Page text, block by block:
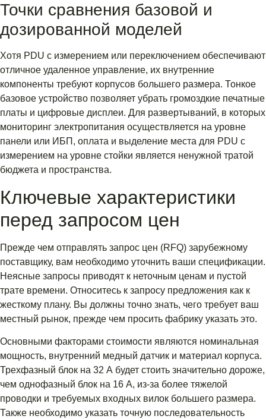
Точки сравнения базовой и
дозированной моделей
Хотя PDU с измерением или переключением обеспечивают
отличное удаленное управление, их внутренние
компоненты требуют корпусов большего размера. Тонкое
базовое устройство позволяет убрать громоздкие печатные
платы и цифровые дисплеи. Для развертываний, в которых
мониторинг электропитания осуществляется на уровне
панели или ИБП, оплата и выделение места для PDU с
измерением на уровне стойки является ненужной тратой
бюджета и пространства.
Ключевые характеристики
перед запросом цен
Прежде чем отправлять запрос цен (RFQ) зарубежному
поставщику, вам необходимо уточнить ваши спецификации.
Неясные запросы приводят к неточным ценам и пустой
трате времени. Относитесь к запросу предложения как к
жесткому плану. Вы должны точно знать, чего требует ваш
местный рынок, прежде чем просить фабрику указать это.
Основными факторами стоимости являются номинальная
мощность, внутренний медный датчик и материал корпуса.
Трехфазный блок на 32 А будет стоить значительно дороже,
чем однофазный блок на 16 А, из-за более тяжелой
проводки и требуемых входных вилок большего размера.
Также необходимо указать точную последовательность